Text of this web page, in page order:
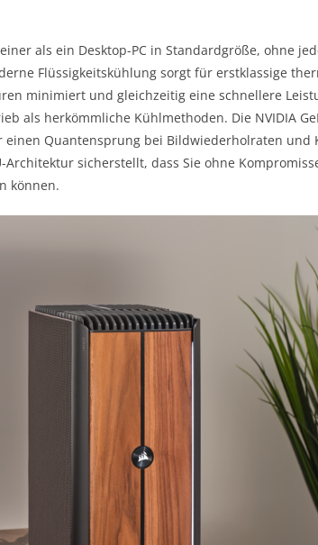
als ein Desktop-PC in Standardgröße, ohne
Flüssigkeitskühlung sorgt für erstklassige
minimiert und gleichzeitig eine schnellere
als herkömmliche Kühlmethoden. Die NVIDIA
einen Quantensprung bei Bildwiederholraten und
Architektur sicherstellt, dass Sie ohne
können.